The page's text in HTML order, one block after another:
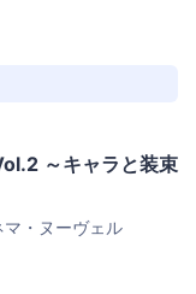
～キャラと装束
マ・ヌーヴェル